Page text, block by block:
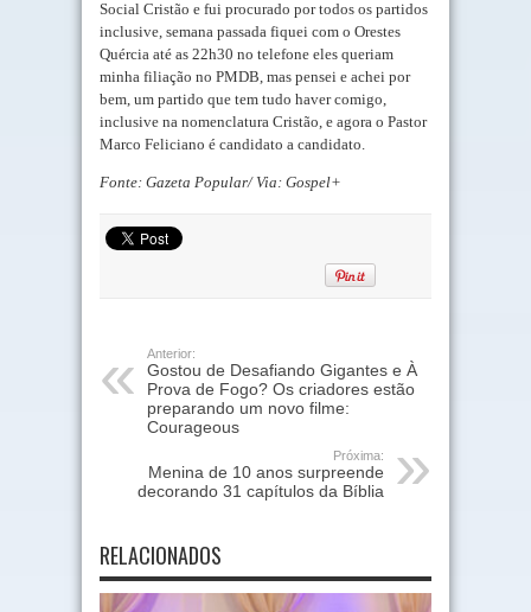
Social Cristão e fui procurado por todos os partidos
inclusive, semana passada fiquei com o Orestes
Quércia até as 22h30 no telefone eles queriam
minha filiação no PMDB, mas pensei e achei por
bem, um partido que tem tudo haver comigo,
inclusive na nomenclatura Cristão, e agora o Pastor
Marco Feliciano é candidato a candidato.
Fonte: Gazeta Popular/ Via: Gospel+
Anterior:
Gostou de Desafiando Gigantes e À
Prova de Fogo? Os criadores estão
preparando um novo filme:
Courageous
Próxima:
Menina de 10 anos surpreende
decorando 31 capítulos da Bíblia
RELACIONADOS